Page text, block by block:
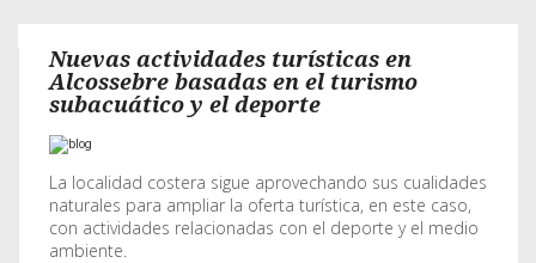
Nuevas actividades turísticas en
Alcossebre basadas en el turismo
subacuático y el deporte
La localidad costera sigue aprovechando sus cualidades
naturales para ampliar la oferta turística, en este caso,
con actividades relacionadas con el deporte y el medio
ambiente.